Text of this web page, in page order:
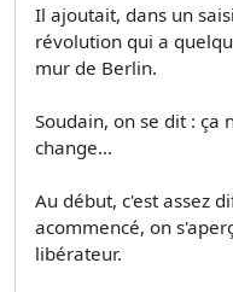
Il ajoutait, dans un
révolution qui a
mur de Berlin.
Soudain, on se dit : ça
change...
Au début, c'est assez
acommencé, on
libérateur.